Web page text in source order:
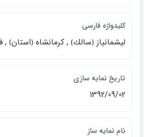
كليدواژه فارسي
ليشمانياز ﴿سالك﴾ , كرمانشاه ﴿استان﴾ ,
تاريخ نمايه سازي
1392/09/02
نام نمايه ساز